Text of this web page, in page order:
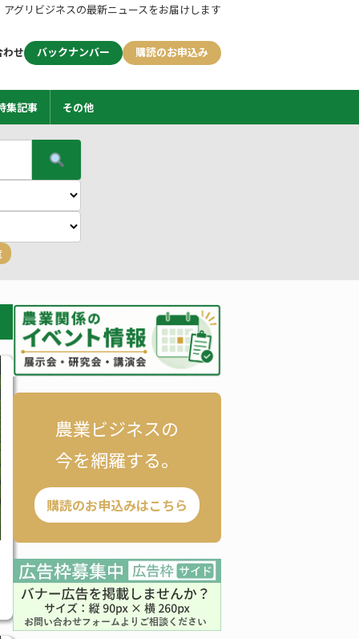
アグリビジネスの最新ニュースをお届けします
せ バックナンバー 購読のお申込み
集記事 その他
農業ビジネスの
今を網羅する。
購読のお申込みはこちら